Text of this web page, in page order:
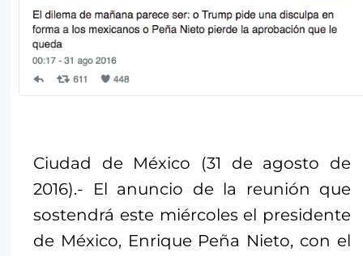
Ciudad de México (31 de agosto de
2016).- El anuncio de la reunión que
sostendrá este miércoles el presidente
de México, Enrique Peña Nieto, con el